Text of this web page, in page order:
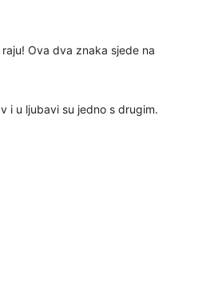
Ova dva znaka sjede na
i u ljubavi su jedno s drugim.